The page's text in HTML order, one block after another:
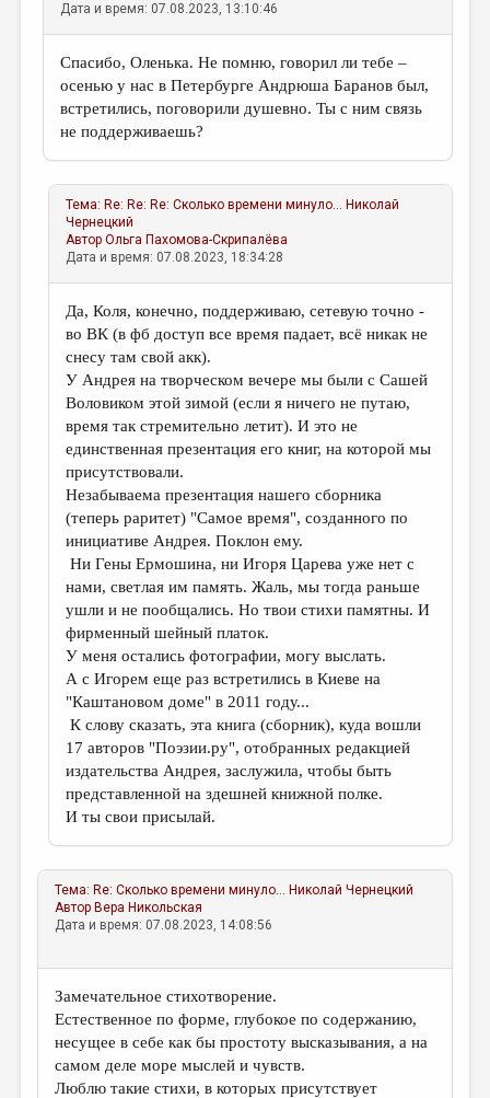
Дата и время: 07.08.2023, 13:10:46
Спасибо, Оленька. Не помню, говорил ли тебе –
осенью у нас в Петербурге Андрюша Баранов был,
встретились, поговорили душевно. Ты с ним связь
не поддерживаешь?
Тема: Re: Re: Re: Сколько времени минуло... Николай
Чернецкий
АвторОльга Пахомова-Скрипалёва
Дата и время: 07.08.2023, 18:34:28
Да, Коля, конечно, поддерживаю, сетевую точно -
во ВК (в фб доступ все время падает, всё никак не
снесу там свой акк).
У Андрея на творческом вечере мы были с Сашей
Воловиком этой зимой (если я ничего не путаю,
время так стремительно летит). И это не
единственная презентация его книг, на которой мы
присутствовали.
Незабываема презентация нашего сборника
(теперь раритет) "Самое время", созданного по
инициативе Андрея. Поклон ему.
Ни Гены Ермошина, ни Игоря Царева уже нет с
нами, светлая им память. Жаль, мы тогда раньше
ушли и не пообщались. Но твои стихи памятны. И
фирменный шейный платок.
У меня остались фотографии, могу выслать.
А с Игорем еще раз встретились в Киеве на
"Каштановом доме" в 2011 году...
К слову сказать, эта книга (сборник), куда вошли
17 авторов "Поэзии.ру", отобранных редакцией
издательства Андрея, заслужила, чтобы быть
представленной на здешней книжной полке.
И ты свои присылай.
Тема: Re: Сколько времени минуло... Николай Чернецкий
Автор Вера Никольская
Дата и время: 07.08.2023, 14:08:56
Замечательное стихотворение.
Естественное по форме, глубокое по содержанию,
несущее в себе как бы простоту высказывания, а на
самом деле море мыслей и чувств.
Люблю такие стихи, в которых присутствует